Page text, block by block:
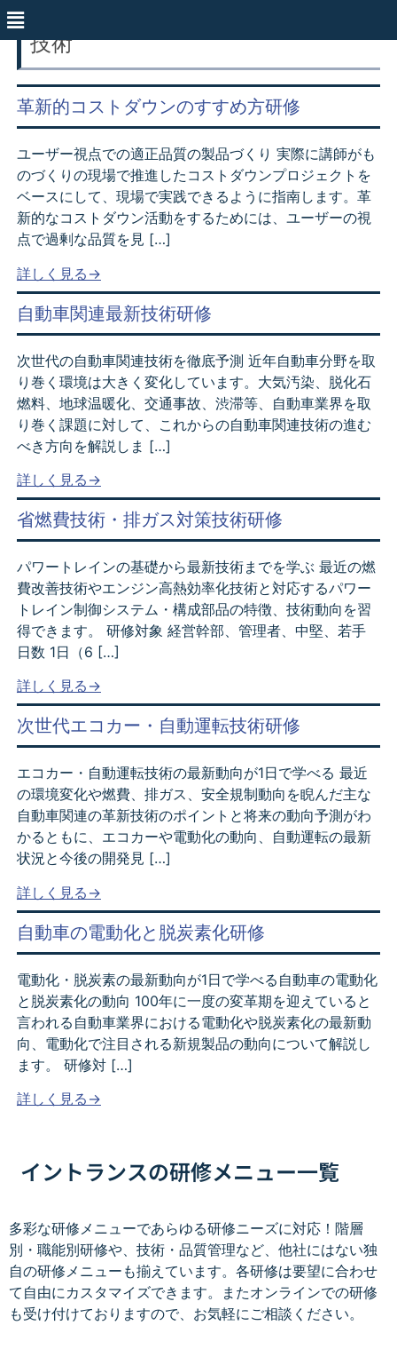
技術
革新的コストダウンのすすめ方研修
ユーザー視点での適正品質の製品づくり 実際に講師がも
のづくりの現場で推進したコストダウンプロジェクトを
ベースにして、現場で実践できるように指南します。革
新的なコストダウン活動をするためには、ユーザーの視
点で過剰な品質を見 […]
詳しく見る→
自動車関連最新技術研修
次世代の自動車関連技術を徹底予測 近年自動車分野を取
り巻く環境は大きく変化しています。大気汚染、脱化石
燃料、地球温暖化、交通事故、渋滞等、自動車業界を取
り巻く課題に対して、これからの自動車関連技術の進む
べき方向を解説しま […]
詳しく見る→
省燃費技術・排ガス対策技術研修
パワートレインの基礎から最新技術までを学ぶ 最近の燃
費改善技術やエンジン高熱効率化技術と対応するパワー
トレイン制御システム・構成部品の特徴、技術動向を習
得できます。 研修対象 経営幹部、管理者、中堅、若手
日数 1日（6 […]
詳しく見る→
次世代エコカー・自動運転技術研修
エコカー・自動運転技術の最新動向が1日で学べる 最近
の環境変化や燃費、排ガス、安全規制動向を睨んだ主な
自動車関連の革新技術のポイントと将来の動向予測がわ
かるともに、エコカーや電動化の動向、自動運転の最新
状況と今後の開発見 […]
詳しく見る→
自動車の電動化と脱炭素化研修
電動化・脱炭素の最新動向が1日で学べる自動車の電動化
と脱炭素化の動向 100年に一度の変革期を迎えていると
言われる自動車業界における電動化や脱炭素化の最新動
向、電動化で注目される新規製品の動向について解説し
ます。 研修対 […]
詳しく見る→
イントランスの研修メニュー一覧
多彩な研修メニューであらゆる研修ニーズに対応！階層
別・職能別研修や、技術・品質管理など、他社にはない独
自の研修メニューも揃えています。各研修は要望に合わせ
て自由にカスタマイズできます。またオンラインでの研修
も受け付けておりますので、お気軽にご相談ください。